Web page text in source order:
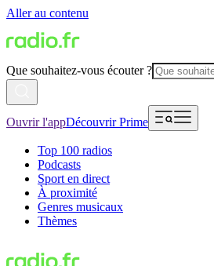
Aller au contenu
Que souhaitez-vous écouter ?
Ouvrir l'appDécouvrir Prime
Top 100 radios
Podcasts
Sport en direct
À proximité
Genres musicaux
Thèmes